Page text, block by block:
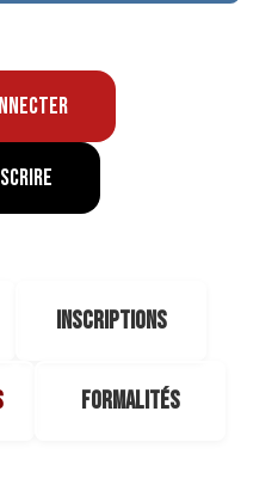
Inscriptions
Formalités